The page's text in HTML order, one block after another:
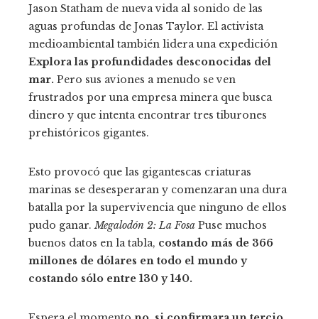
Jason Statham de nueva vida al sonido de las
aguas profundas de Jonas Taylor. El activista
medioambiental también lidera una expedición
Explora las profundidades desconocidas del
mar. Pero sus aviones a menudo se ven
frustrados por una empresa minera que busca
dinero y que intenta encontrar tres tiburones
prehistóricos gigantes.
Esto provocó que las gigantescas criaturas
marinas se desesperaran y comenzaran una dura
batalla por la supervivencia que ninguno de ellos
pudo ganar.Megalodón 2: La Fosa Puse muchos
buenos datos en la tabla, costando más de 366
millones de dólares en todo el mundo y
costando sólo entre 130 y 140.